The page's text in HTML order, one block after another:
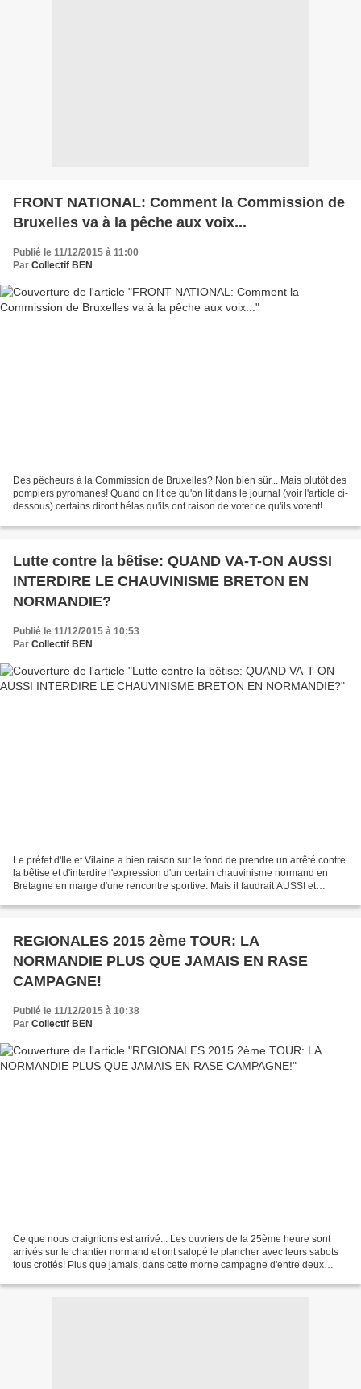
FRONT NATIONAL: Comment la Commission de
Bruxelles va à la pêche aux voix...
Publié le 11/12/2015 à 11:00
Par Collectif BEN
Des pêcheurs à la Commission de Bruxelles? Non bien sûr... Mais plutôt des
pompiers pyromanes! Quand on lit ce qu'on lit dans le journal (voir l'article ci-
dessous) certains diront hélas qu'ils ont raison de voter ce qu'ils votent!
Lutte contre la bêtise: QUAND VA-T-ON AUSSI
INTERDIRE LE CHAUVINISME BRETON EN
NORMANDIE?
Publié le 11/12/2015 à 10:53
Par Collectif BEN
Le préfet d'Ile et Vilaine a bien raison sur le fond de prendre un arrêté contre
la bêtise et d'interdire l'expression d'un certain chauvinisme normand en
Bretagne en marge d'une rencontre sportive. Mais il faudrait AUSSI et
REGIONALES 2015 2ème TOUR: LA
NORMANDIE PLUS QUE JAMAIS EN RASE
CAMPAGNE!
Publié le 11/12/2015 à 10:38
Par Collectif BEN
Ce que nous craignions est arrivé... Les ouvriers de la 25ème heure sont
arrivés sur le chantier normand et ont salopé le plancher avec leurs sabots
tous crottés! Plus que jamais, dans cette morne campagne d'entre deux